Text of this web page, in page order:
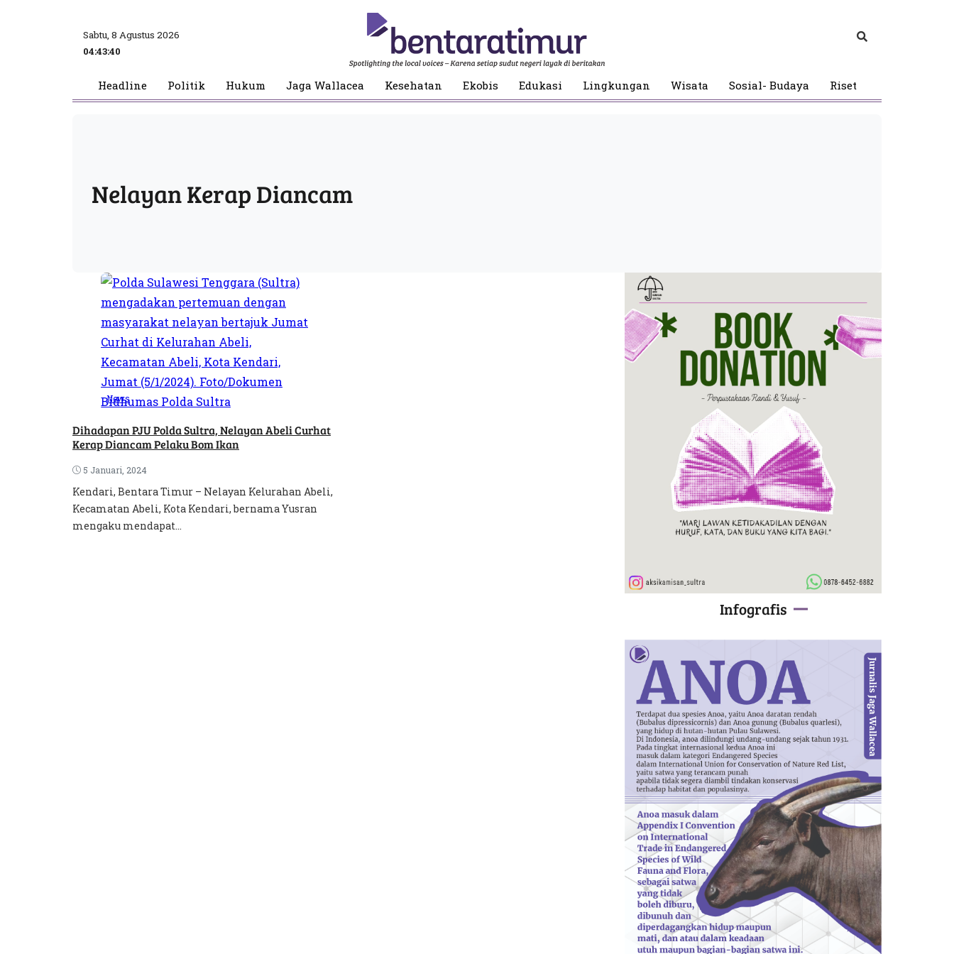
Sabtu, 8 Agustus 2026
04:43:40
Headline Politik Hukum Jaga Wallacea Kesehatan Ekobis Edukasi Lingkungan Wisata Sosial- Budaya Riset
Nelayan Kerap Diancam
News
Dihadapan PJU Polda Sultra, Nelayan Abeli Curhat
Kerap Diancam Pelaku Bom Ikan
5 Januari, 2024
Kendari, Bentara Timur – Nelayan Kelurahan Abeli,
Kecamatan Abeli, Kota Kendari, bernama Yusran
mengaku mendapat...
Infografis